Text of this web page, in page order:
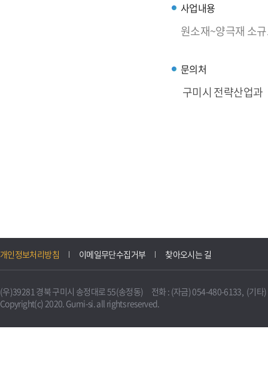
사업내용
원소재~양극재 소
문의처
구미시 전략산업과
개인정보처리방침 이메일무단수집거부 찾아오시는 길
(우)39281 경북 구미시 송정대로 55(송정동) 전화 : (자금) 054-480-6133, (기타
Copyright(c) 2020. Gumi-si. all rights reserved.